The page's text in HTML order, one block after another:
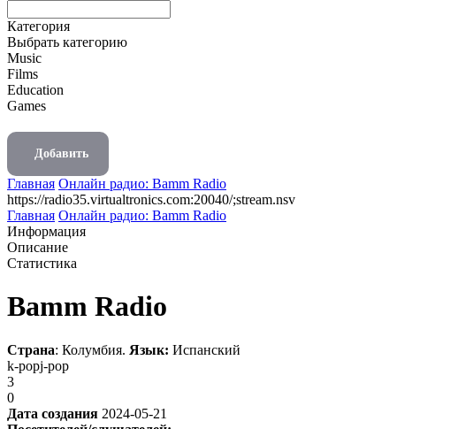
Категория
Выбрать категорию
Music
Films
Education
Games
Добавить
Главная Онлайн радио: Bamm Radio
https://radio35.virtualtronics.com:20040/;stream.nsv
Главная Онлайн радио: Bamm Radio
Информация
Описание
Статистика
Bamm Radio
Страна: Колумбия. Язык: Испанский
k-popj-pop
3
0
Дата создания 2024-05-21